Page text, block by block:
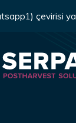
çevirisi